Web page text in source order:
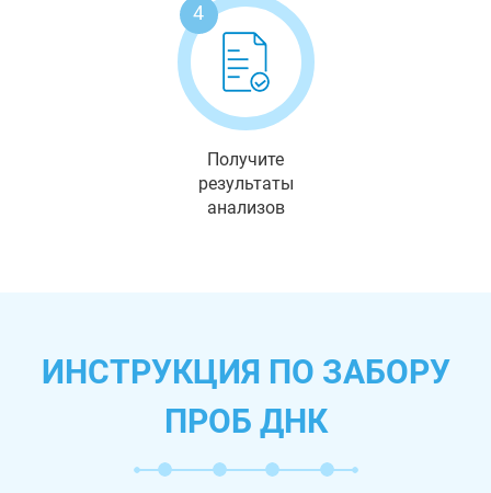
4
Получите
результаты
анализов
ИНСТРУКЦИЯ ПО ЗАБОРУ
ПРОБ ДНК